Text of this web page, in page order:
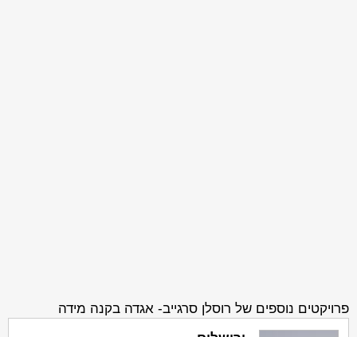
פרויקטים נוספים של רוסלן סרגייב- אגדה בקנה מידה